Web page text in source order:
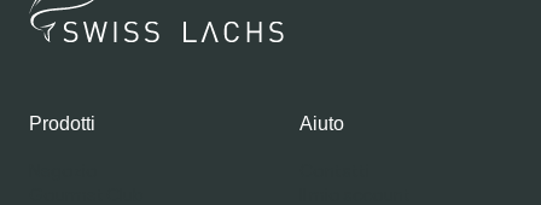
Prodotti Aiuto